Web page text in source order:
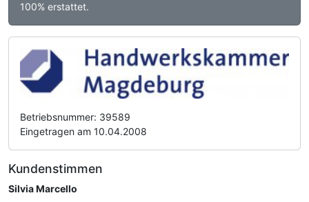
100% erstattet.
Betriebsnummer: 39589
Eingetragen am 10.04.2008
Kundenstimmen
Silvia Marcello